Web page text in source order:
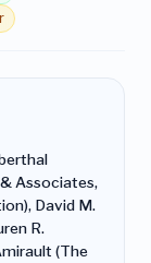
Associates,
David M.
R.
(The